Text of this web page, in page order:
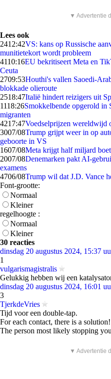
▼ Advertentie
Lees ook
2412:42VS: kans op Russische
munitietekort wordt probleem
4110:16EU bekritiseert Meta en
Ceuta
2709:53Houthi's vallen Saoedi-
blokkade olieroute
2518:47Italië hindert reizigers uit
1118:26Smokkelbende opgerold in
migranten
4217:47Voedselprijzen wereldwijd
3007/08Trump grijpt weer in op
geboorte in VS
1607/08Meta krijgt half miljard
2007/08Denemarken pakt AI-
examens
4706/08Trump wil dat J.D. Vance
Font-grootte:
Normaal
Kleiner
regelhoogte :
Normaal
Kleiner
30 reacties
dinsdag 20 augustus 2024, 15:37
1
vulgarismagistralis
Gelukkig hebben wij een
dinsdag 20 augustus 2024, 16:01
3
TjerkdeVries
Tijd voor een double-tap.
For each contact, there is a solution!
The person most likely stopping
▼ Advertentie